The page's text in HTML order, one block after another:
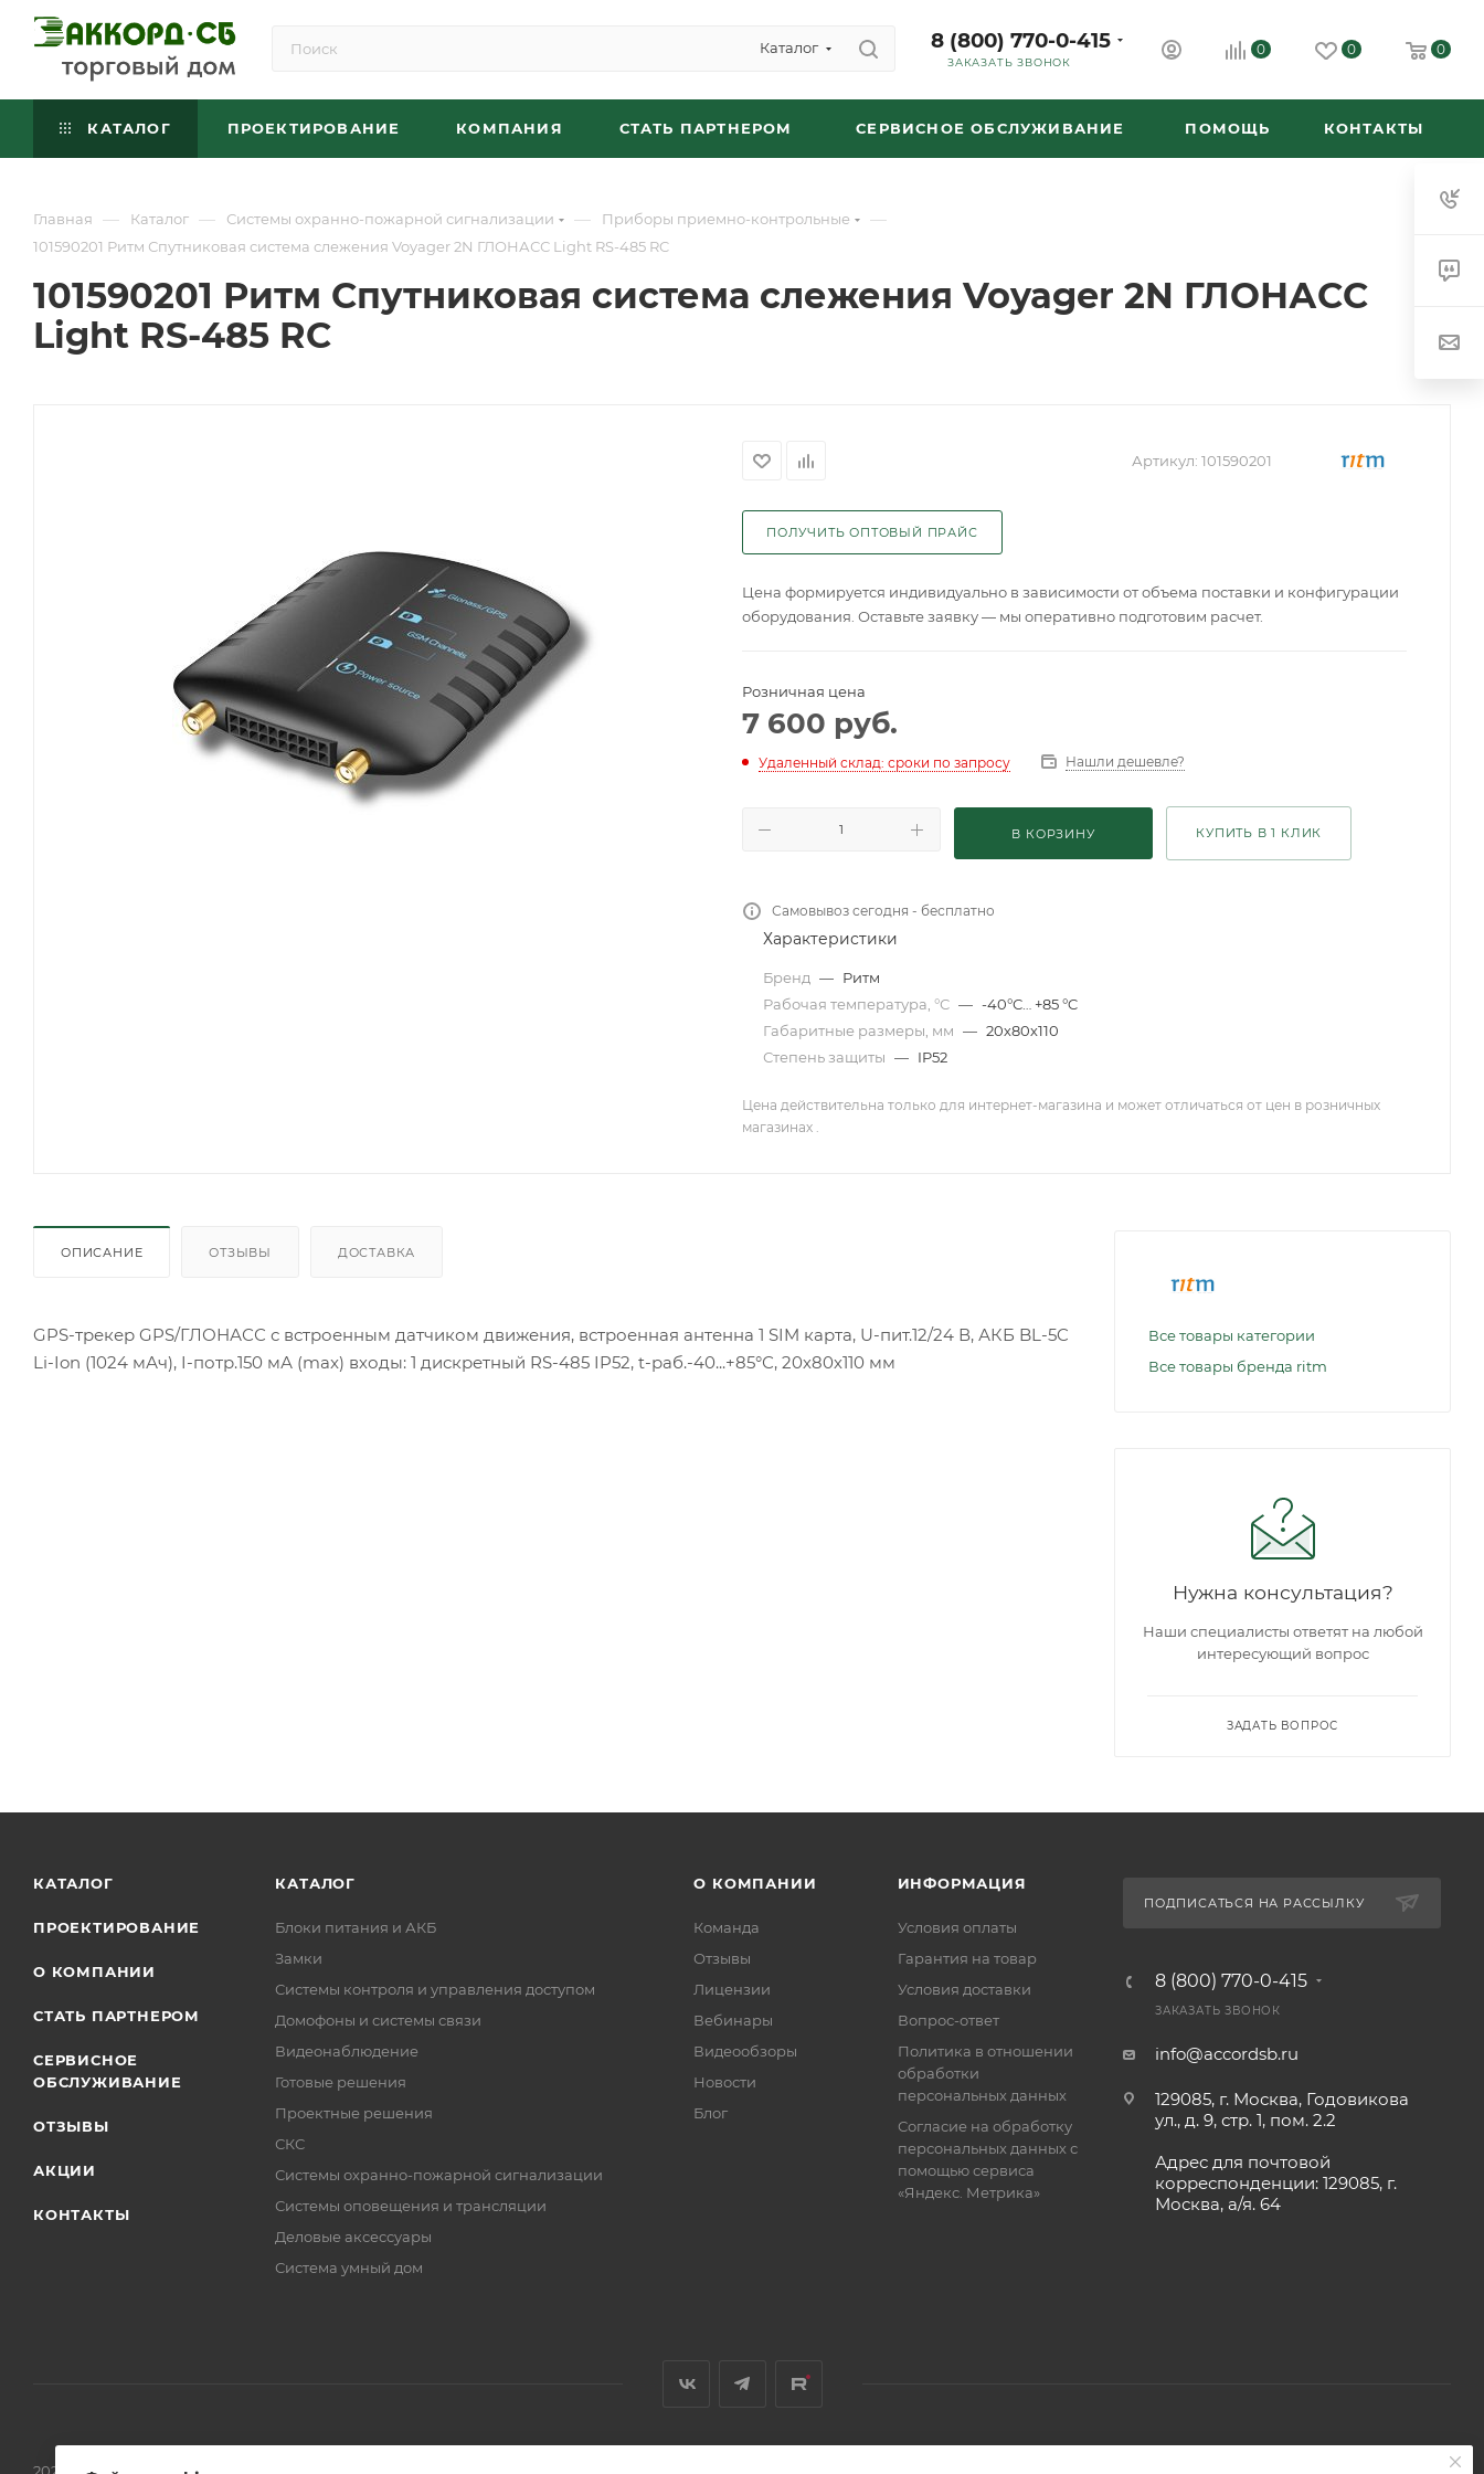
Каталог 8 (800) 770-0-415
ЗАКАЗАТЬ ЗВОНОК
0 0 0
КАТАЛОГ ПРОЕКТИРОВАНИЕ КОМПАНИЯ СТАТЬ ПАРТНЕРОМ СЕРВИСНОЕ ОБСЛУЖИВАНИЕ ПОМОЩЬ КОНТАКТЫ
Главная — Каталог — Системы охранно-пожарной сигнализации — Приборы приемно-контрольные —
101590201 Ритм Спутниковая система слежения Voyager 2N ГЛОНАСС Light RS-485 RC
101590201 Ритм Спутниковая система слежения Voyager 2N ГЛОНАСС
Light RS-485 RC
Артикул: 101590201
ПОЛУЧИТЬ ОПТОВЫЙ ПРАЙС
Цена формируется индивидуально в зависимости от объема поставки и конфигурации
оборудования. Оставьте заявку — мы оперативно подготовим расчет.
Розничная цена
7 600 руб.
Удаленный склад: сроки по запросу Нашли дешевле?
В КОРЗИНУ КУПИТЬ В 1 КЛИК
Самовывоз сегодня - бесплатно
Характеристики
Бренд — Ритм
Рабочая температура, °С — -40°С… +85 °C
Габаритные размеры, мм — 20х80х110
Степень защиты — IP52
Цена действительна только для интернет-магазина и может отличаться от цен в розничных
магазинах .
ОПИСАНИЕ ОТЗЫВЫ ДОСТАВКА
GPS-трекер GPS/ГЛОНАСС с встроенным датчиком движения, встроенная антенна 1 SIM карта, U-пит.12/24 В, АКБ BL-5C
Li-Ion (1024 мАч), I-потр.150 мА (max) входы: 1 дискретный RS-485 IP52, t-раб.-40...+85°С, 20х80х110 мм
Все товары категории
Все товары бренда ritm
Нужна консультация?
Наши специалисты ответят на любой
интересующий вопрос
ЗАДАТЬ ВОПРОС
КАТАЛОГ
ПРОЕКТИРОВАНИЕ
О КОМПАНИИ
СТАТЬ ПАРТНЕРОМ
СЕРВИСНОЕ
ОБСЛУЖИВАНИЕ
ОТЗЫВЫ
АКЦИИ
КОНТАКТЫ
КАТАЛОГ
Блоки питания и АКБ
Замки
Системы контроля и управления доступом
Домофоны и системы связи
Видеонаблюдение
Готовые решения
Проектные решения
СКС
Системы охранно-пожарной сигнализации
Системы оповещения и трансляции
Деловые аксессуары
Система умный дом
О КОМПАНИИ
Команда
Отзывы
Лицензии
Вебинары
Видеообзоры
Новости
Блог
ИНФОРМАЦИЯ
Условия оплаты
Гарантия на товар
Условия доставки
Вопрос-ответ
Политика в отношении
обработки
персональных данных
Согласие на обработку
персональных данных с
помощью сервиса
«Яндекс. Метрика»
ПОДПИСАТЬСЯ НА РАССЫЛКУ
8 (800) 770-0-415
ЗАКАЗАТЬ ЗВОНОК
info@accordsb.ru
129085, г. Москва, Годовикова
ул., д. 9, стр. 1, пом. 2.2
Адрес для почтовой
корреспонденции: 129085, г.
Москва, а/я. 64